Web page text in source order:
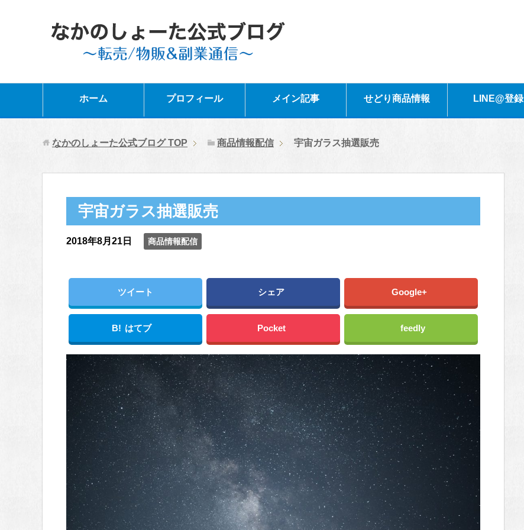
ホーム プロフィール メイン記事 せどり商品情報 LINE@登録
なかのしょーた公式ブログTOP 商品情報配信 宇宙ガラス抽選販売
宇宙ガラス抽選販売
2018年8月21日 商品情報配信
ツイート シェア Google+
B! はてブ Pocket feedly